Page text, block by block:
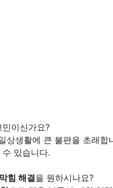
민이신가요?
상생활에 큰 불편을 초래합
있습니다.
힘 해결을 원하시나요?